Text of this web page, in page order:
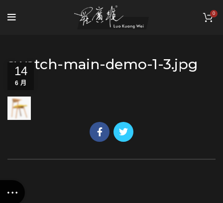
0
swatch-main-demo-1-3.jpg
14
6 月